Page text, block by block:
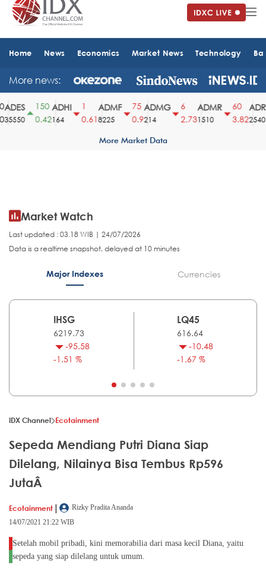
Home News Economics Market News Technology
More news:
150
0.42
ADHI
164
0.61
ADMF
8225
75
0.9
ADMG
214
2.73
ADMR
1510
60
3.82
ADRO
2540
More Market Data
Market Watch
Last updated : 03.18 WIB | 24/07/2026
Data is a realtime snapshot, delayed at 10 minutes
Major Indexes Currencies
IHSG
6219.73
-95.58
-1.51 %
LQ45
616.64
-10.48
-1.67 %
IDX Channel Ecotainment
Sepeda Mendiang Putri Diana Siap
Dilelang, Nilainya Bisa Tembus Rp596
JutaÂ
Ecotainment |
Rizky Pradita Ananda
14/07/2021 21:22 WIB
Setelah mobil pribadi, kini memorabilia dari masa kecil Diana, yaitu
sepeda yang siap dilelang untuk umum.